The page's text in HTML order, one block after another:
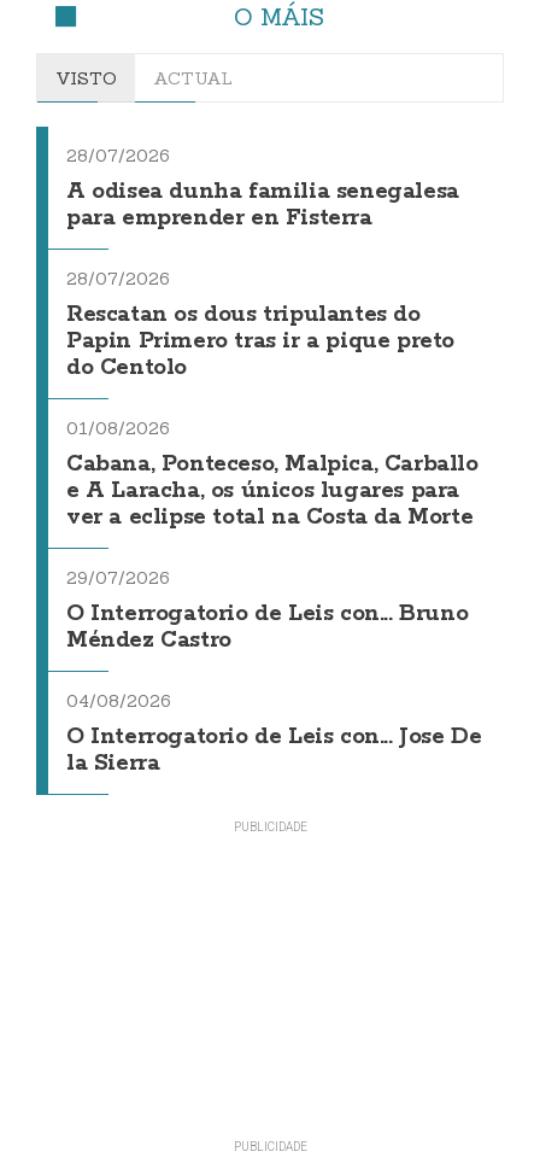
O MÁIS
VISTO ACTUAL
28/07/2026
A odisea dunha familia senegalesa
para emprender en Fisterra
28/07/2026
Rescatan os dous tripulantes do
Papin Primero tras ir a pique preto
do Centolo
01/08/2026
Cabana, Ponteceso, Malpica, Carballo
e A Laracha, os únicos lugares para
ver a eclipse total na Costa da Morte
29/07/2026
O Interrogatorio de Leis con... Bruno
Méndez Castro
04/08/2026
O Interrogatorio de Leis con... Jose De
la Sierra